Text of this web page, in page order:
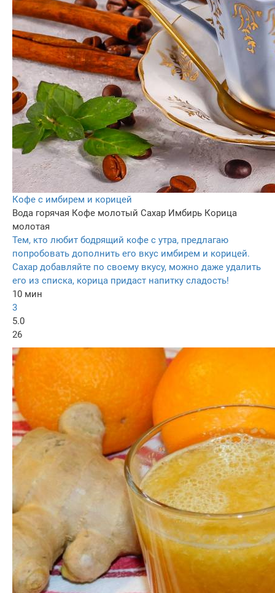
Кофе с имбирем и корицей
Вода горячая Кофе молотый Сахар Имбирь Корица
молотая
Тем, кто любит бодрящий кофе с утра, предлагаю
попробовать дополнить его вкус имбирем и корицей.
Сахар добавляйте по своему вкусу, можно даже удалить
его из списка, корица придаст напитку сладость!
10 мин
3
5.0
26